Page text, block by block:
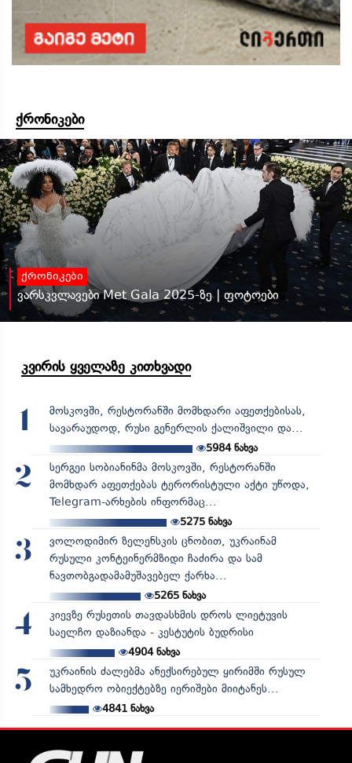
ქრონიკები
ქრონიკები
ვარსკვლავები Met Gala 2025-ზე | ფოტოები
კვირის ყველაზე კითხვადი
1
მოსკოვში, რესტორანში მომხდარი აფეთქებისას,
სავარაუდოდ, რუსი გენერლის ქალიშვილი და...
5984ნახვა
2
სერგეი სობიანინმა მოსკოვში, რესტორანში
მომხდარ აფეთქებას ტერორისტული აქტი უწოდა,
Telegram-არხების ინფორმაც...
5275ნახვა
3
ვოლოდიმირ ზელენსკის ცნობით, უკრაინამ
რუსული კონტეინერმზიდი ჩაძირა და სამ
ნავთობგადამამუშავებელ ქარხა...
5265ნახვა
4
კიევზე რუსეთის თავდასხმის დროს ლიეტუვის
საელჩო დაზიანდა - კესტუტის ბუდრისი
4904ნახვა
5
უკრაინის ძალებმა ანექსირებულ ყირიმში რუსულ
სამხედრო ობიექტებზე იერიშები მიიტანეს...
4841ნახვა